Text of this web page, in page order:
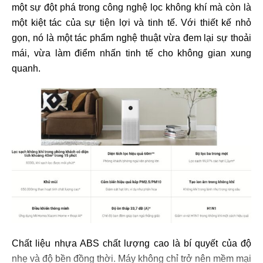
một sự đột phá trong công nghệ lọc không khí mà còn là
một kiệt tác của sự tiện lợi và tinh tế. Với thiết kế nhỏ
gọn, nó là một tác phẩm nghệ thuật vừa đem lại sự thoải
mái, vừa làm điểm nhấn tinh tế cho không gian xung
quanh.
Chất liệu nhựa ABS chất lượng cao là bí quyết của độ
nhẹ và độ bền đồng thời. Máy không chỉ trở nên mềm mại